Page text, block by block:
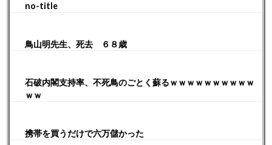
no-title
鳥山明先生、死去 ６８歳
石破内閣支持率、不死鳥のごとく蘇るｗｗｗｗｗｗｗｗｗｗ
ｗｗ
携帯を買うだけで六万儲かった